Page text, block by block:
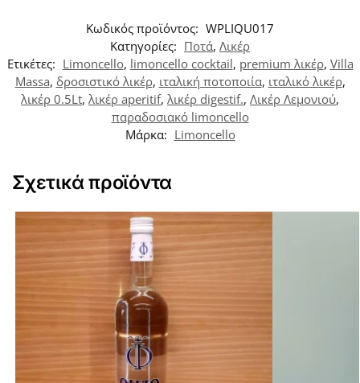
Κωδικός προϊόντος: WPLIQU017
Κατηγορίες: Ποτά, Λικέρ
Ετικέτες: Limoncello, limoncello cocktail, premium λικέρ, Villa
Massa, δροσιστικό λικέρ, ιταλική ποτοποιία, ιταλικό λικέρ,
λικέρ 0.5Lt, λικέρ aperitif, λικέρ digestif., Λικέρ Λεμονιού,
παραδοσιακό limoncello
Μάρκα: Limoncello
Σχετικά προϊόντα